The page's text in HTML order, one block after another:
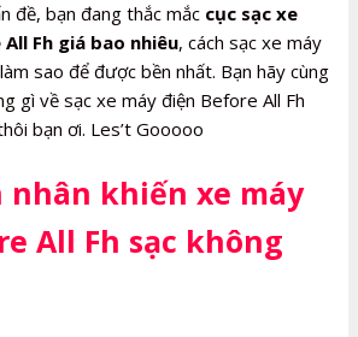
đề, bạn đang thắc mắc cục sạc xe
Fh giá bao nhiêu, cách sạc xe máy
sao để được bền nhất. Bạn hãy cùng
gì về sạc xe máy điện Before All Fh
bạn ơi. Les’t Gooooo
nhân khiến xe máy
All Fh sạc không